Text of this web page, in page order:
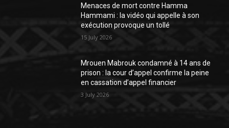
Menaces de mort contre Hamma
Hammami : la vidéo qui appelle à son
exécution provoque un tollé
15 July 2026
Mrouen Mabrouk condamné à 14 ans de
prison : la cour d’appel confirme la peine
en cassation d’appel financier
3 July 2026